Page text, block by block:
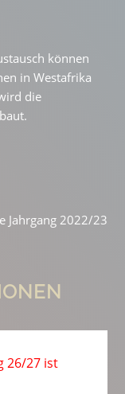
können
in Westafrika
die
Jahrgang 2022/23
26/27 ist